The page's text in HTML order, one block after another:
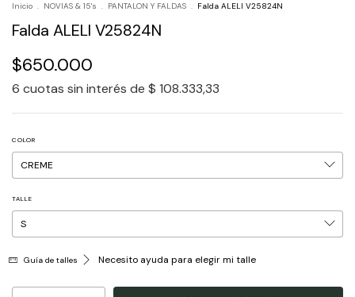
Inicio . NOVIAS & 15's . PANTALON Y FALDAS . Falda ALELI V25824N
Falda ALELI V25824N
$650.000
6 cuotas sin interés de $ 108.333,33
COLOR
TALLE
Guía de talles Necesito ayuda para elegir mi talle